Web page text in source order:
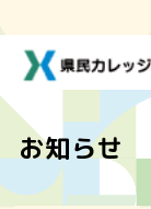
お知らせ